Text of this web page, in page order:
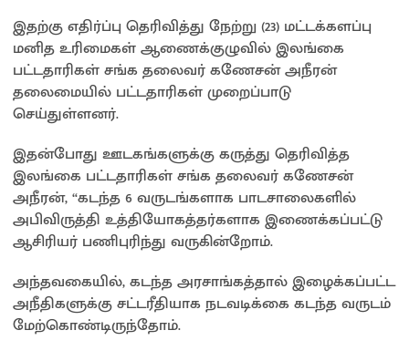
இதற்கு எதிர்ப்பு தெரிவித்து நேற்று (23) மட்டக்களப்பு
மனித உரிமைகள் ஆணைக்குழுவில் இலங்கை
பட்டதாரிகள் சங்க தலைவர் கணேசன் அநீரன்
தலைமையில் பட்டதாரிகள் முறைப்பாடு
செய்துள்ளனர்.
இதன்போது ஊடகங்களுக்கு கருத்து தெரிவித்த
இலங்கை பட்டதாரிகள் சங்க தலைவர் கணேசன்
அநீரன், “கடந்த 6 வருடங்களாக பாடசாலைகளில்
அபிவிருத்தி உத்தியோகத்தர்களாக இணைக்கப்பட்டு
ஆசிரியர் பணிபுரிந்து வருகின்றோம்.
அந்தவகையில், கடந்த அரசாங்கத்தால் இழைக்கப்பட்ட
அநீதிகளுக்கு சட்டரீதியாக நடவடிக்கை கடந்த வருடம்
மேற்கொண்டிருந்தோம்.